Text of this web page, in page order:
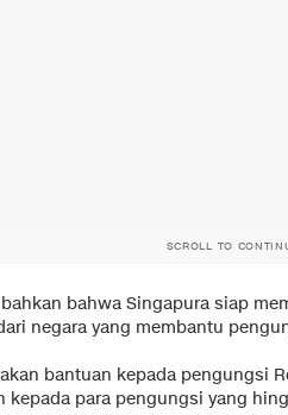
SCROLL TO
bahwa Singapura siap
negara yang membantu
bantuan kepada pengungsi
kepada para pengungsi yang